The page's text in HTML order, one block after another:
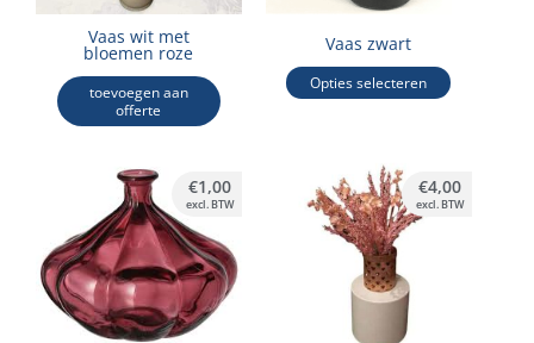
Vaas wit met
bloemen roze
toevoegen aan
offerte
Vaas zwart
Opties selecteren
worden
productpagina
€1,00
excl. BTW
€4,00
excl. BTW